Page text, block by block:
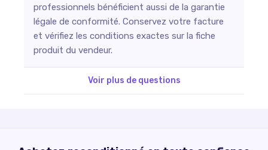
professionnels bénéficient aussi de la garantie
légale de conformité. Conservez votre facture
et vérifiez les conditions exactes sur la fiche
produit du vendeur.
Voir plus de questions